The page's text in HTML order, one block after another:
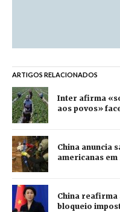
ARTIGOS RELACIONADOS
Inter afirma
aos povos»
China anuncia
americanas
China reafirma
bloqueio